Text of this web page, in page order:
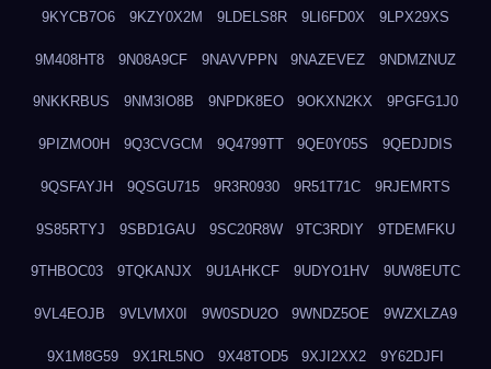
9KYCB7O6 9KZY0X2M 9LDELS8R 9LI6FD0X 9LPX29XS
9M408HT8 9N08A9CF 9NAVVPPN 9NAZEVEZ 9NDMZNUZ
9NKKRBUS 9NM3IO8B 9NPDK8EO 9OKXN2KX 9PGFG1J0
9PIZMO0H 9Q3CVGCM 9Q4799TT 9QE0Y05S 9QEDJDIS
9QSFAYJH 9QSGU715 9R3R0930 9R51T71C 9RJEMRTS
9S85RTYJ 9SBD1GAU 9SC20R8W 9TC3RDIY 9TDEMFKU
9THBOC03 9TQKANJX 9U1AHKCF 9UDYO1HV 9UW8EUTC
9VL4EOJB 9VLVMX0I 9W0SDU2O 9WNDZ5OE 9WZXLZA9
9X1M8G59 9X1RL5NO 9X48TOD5 9XJI2XX2 9Y62DJFI